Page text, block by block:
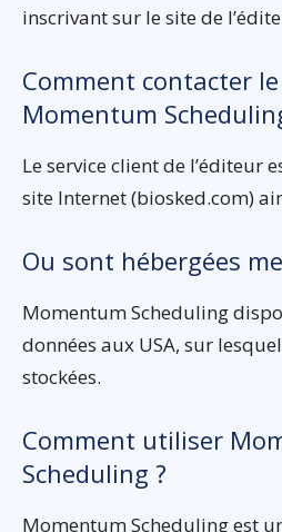
inscrivant sur le site de
Comment contacter
Momentum
Le service client de l’éditeur
site Internet (biosked.com)
Ou sont hébergées
Momentum Scheduling
données aux USA, sur
stockées.
Comment utiliser
Scheduling ?
Momentum Scheduling est